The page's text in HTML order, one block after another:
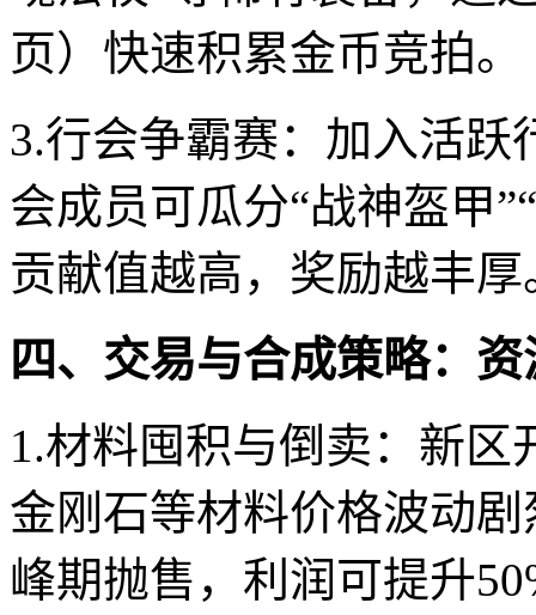
页）快速积累金币竞拍。
3.行会争霸赛：加入活跃
会成员可瓜分“战神盔甲
贡献值越高，奖励越丰厚
四、交易与合成策略：
1.材料囤积与倒卖：新
金刚石等材料价格波动
峰期抛售，利润可提升